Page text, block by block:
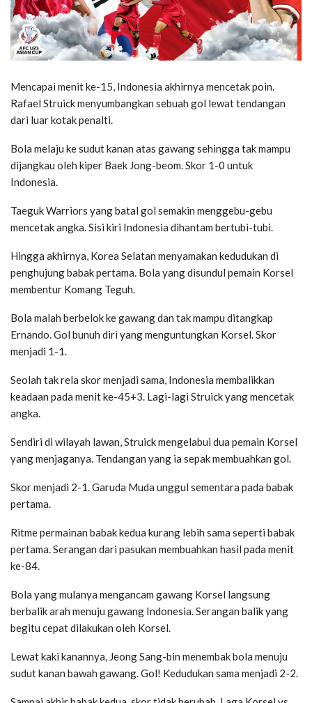
Mencapai menit ke-15, Indonesia akhirnya mencetak poin.
Rafael Struick menyumbangkan sebuah gol lewat tendangan
dari luar kotak penalti.
Bola melaju ke sudut kanan atas gawang sehingga tak mampu
dijangkau oleh kiper Baek Jong-beom. Skor 1-0 untuk
Indonesia.
Taeguk Warriors yang batal gol semakin menggebu-gebu
mencetak angka. Sisi kiri Indonesia dihantam bertubi-tubi.
Hingga akhirnya, Korea Selatan menyamakan kedudukan di
penghujung babak pertama. Bola yang disundul pemain Korsel
membentur Komang Teguh.
Bola malah berbelok ke gawang dan tak mampu ditangkap
Ernando. Gol bunuh diri yang menguntungkan Korsel. Skor
menjadi 1-1.
Seolah tak rela skor menjadi sama, Indonesia membalikkan
keadaan pada menit ke-45+3. Lagi-lagi Struick yang mencetak
angka.
Sendiri di wilayah lawan, Struick mengelabui dua pemain Korsel
yang menjaganya. Tendangan yang ia sepak membuahkan gol.
Skor menjadi 2-1. Garuda Muda unggul sementara pada babak
pertama.
Ritme permainan babak kedua kurang lebih sama seperti babak
pertama. Serangan dari pasukan membuahkan hasil pada menit
ke-84.
Bola yang mulanya mengancam gawang Korsel langsung
berbalik arah menuju gawang Indonesia. Serangan balik yang
begitu cepat dilakukan oleh Korsel.
Lewat kaki kanannya, Jeong Sang-bin menembak bola menuju
sudut kanan bawah gawang. Gol! Kedudukan sama menjadi 2-2.